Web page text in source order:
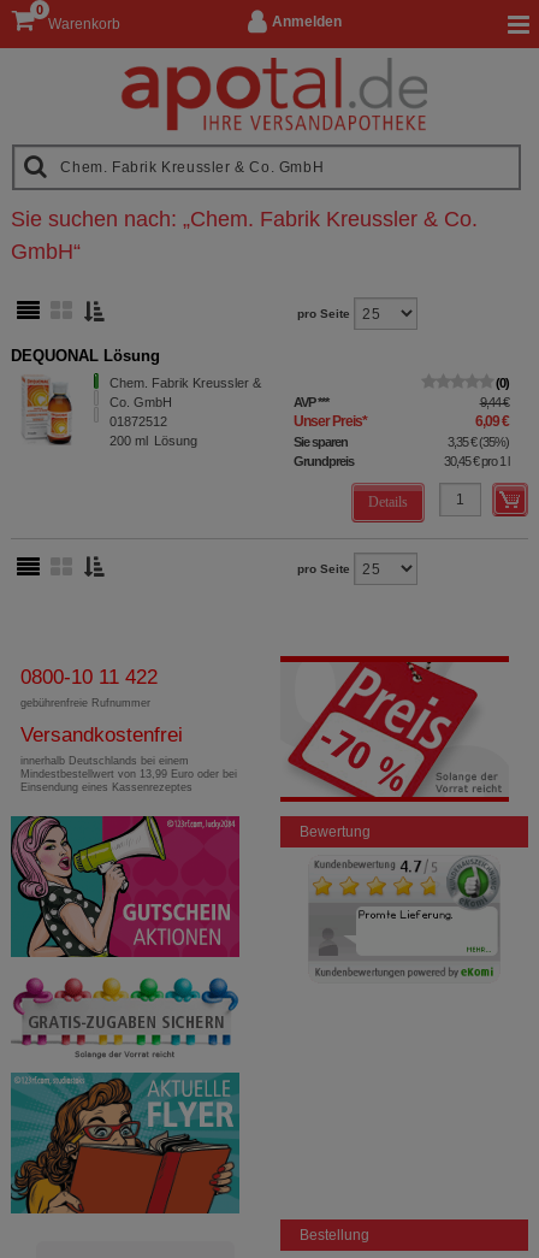
Anmelden
Warenkorb
0
Sie suchen nach: „Chem. Fabrik Kreussler & Co.
GmbH“
pro Seite
DEQUONAL Lösung
Chem. Fabrik Kreussler &
Co. GmbH
01872512
200 ml Lösung
0
AVP*** 9,44 €
Unser Preis* 6,09 €
Sie sparen 3,35 €(35%)
Grundpreis
30,45 €pro 1 l
Details
pro Seite
0800-10 11 422
gebührenfreie Rufnummer
Versandkostenfrei
innerhalb Deutschlands bei einem
Mindestbestellwert von 13,99 Euro oder bei
Einsendung eines Kassenrezeptes
Bewertung
Bestellung